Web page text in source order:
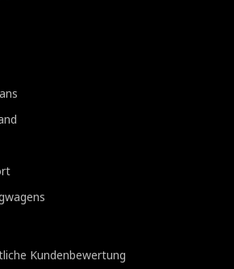
Kundenbewertung